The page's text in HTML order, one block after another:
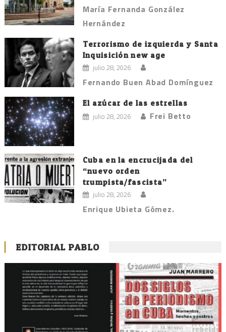
María Fernanda González
Hernández
Terrorismo de izquierda y Santa
Inquisición new age
julio 28, 2026
Fernando Buen Abad Domínguez
El azúcar de las estrellas
julio 28, 2026 Frei Betto
Cuba en la encrucijada del
“nuevo orden
trumpista/fascista”
julio 28, 2026
Enrique Ubieta Gómez.
EDITORIAL PABLO